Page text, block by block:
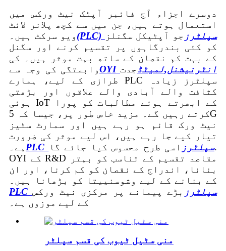
دوسرے اجزاء آج فائبر آپٹک نیٹ ورکس میں
استعمال ہوتے ہیں، جن میں سے کچھ پلانر لائٹ
ویو سرکٹ ہیں۔
(PLC) سپلٹرز جو آپٹیکل سگنلز
کو کئی بندرگاہوں پر تقسیم کرنے اور سگنل
کے بہت کم نقصان کے ساتھ بہت موثر ہیں۔ کی
وابستگی کی وجہ سے
OYI انٹرنیشنل,لمیٹڈجدت
طرازی کے لیے، ہمارے PLC سپلٹرز زیادہ
کثافت والے آبادی والے علاقوں اور بڑھتی
ہوئی IoT کے ابھرتے ہوئے مطالبات کو پورا
کرتے رہیں گے۔ مزید خاص طور پر، جیسا کہ 5G
نیٹ ورک قائم ہو رہے ہیں اور سمارٹ سٹیز
تیار کیے جا رہے ہیں، اس لیے موثر کی ضرورت
ہے۔
PLC سپلٹرز اسی طرح محسوس کیا جائے گا.
OYI کے R&D مقاصد تقسیم کے تناسب کو بہتر
بنانا، اندراج کے نقصان کو کم کرنا، اور ان
کے بنانے کے لیے وشوسنییتا کو بڑھانا ہیں۔
PLC سپلٹرز بڑے پیمانے پر مرکزی نیٹ ورکس
کے لیے موزوں ہے۔
منی سٹیل ٹیوب کی قسم سپلٹر